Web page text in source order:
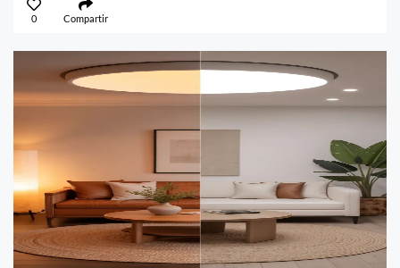
0 Compartir